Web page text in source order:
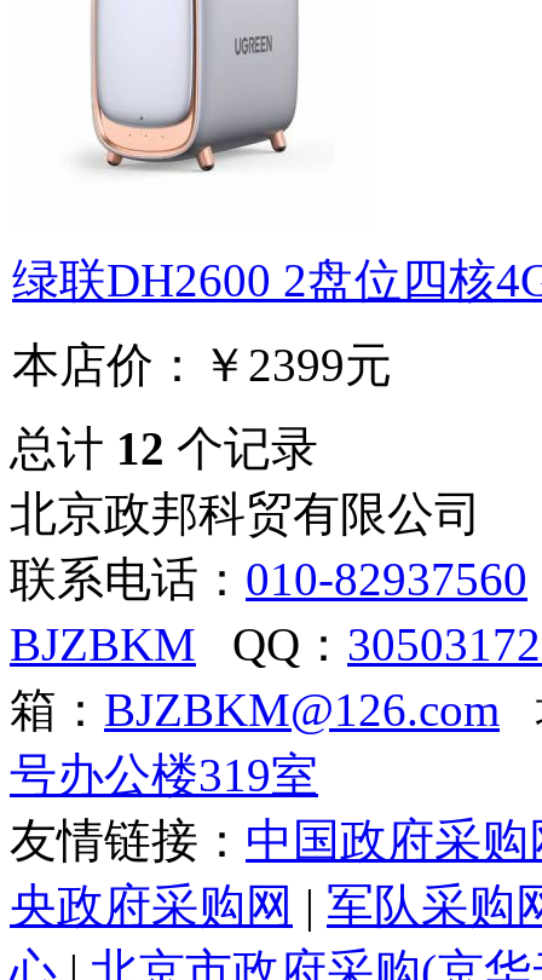
绿联DH2600 2盘位四核
本店价：
￥2399元
总计 12 个记录
北京政邦科贸有限公司
联系电话： 010-82937560
BJZBKM QQ：
箱： BJZBKM@126.com
号办公楼319室
友情链接： 中国政府采购
央政府采购网 | 军队采购